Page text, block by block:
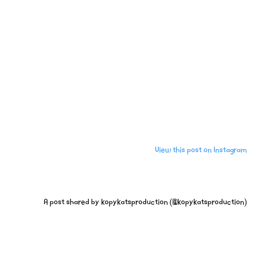
View this post on Instagram
A post shared by kopykatsproduction (@kopykatsproduction)